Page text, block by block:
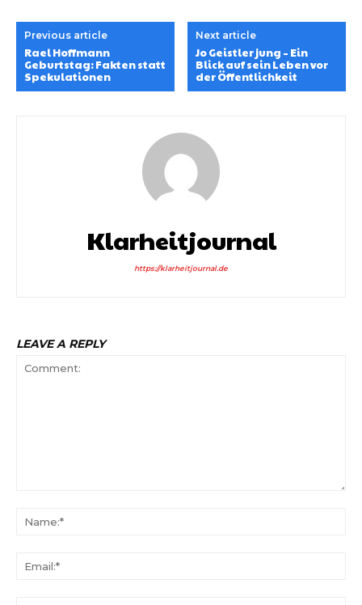
Previous article
Rael Hoffmann
Geburtstag: Fakten statt
Spekulationen
Next article
Jo Geistler jung – Ein
Blick auf sein Leben vor
der Öffentlichkeit
Klarheitjournal
https://klarheitjournal.de
LEAVE A REPLY